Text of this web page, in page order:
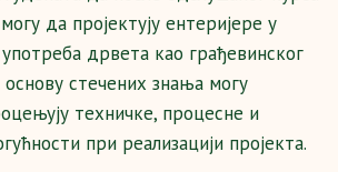
да пројектују ентеријере у
дрвета као грађевинског
основу стечених знања могу
техничке, процесне и
при реализацији пројекта.